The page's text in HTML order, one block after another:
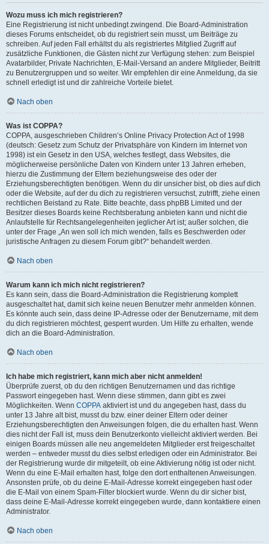
Wozu muss ich mich registrieren?
Eine Registrierung ist nicht unbedingt zwingend. Die Board-Administration
dieses Forums entscheidet, ob du registriert sein musst, um Beiträge zu
schreiben. Auf jeden Fall erhältst du als registriertes Mitglied Zugriff auf
zusätzliche Funktionen, die Gästen nicht zur Verfügung stehen: zum Beispiel
Avatarbilder, Private Nachrichten, E-Mail-Versand an andere Mitglieder, Beitritt
zu Benutzergruppen und so weiter. Wir empfehlen dir eine Anmeldung, da sie
schnell erledigt ist und dir zahlreiche Vorteile bietet.
Nach oben
Was ist COPPA?
COPPA, ausgeschrieben Children’s Online Privacy Protection Act of 1998
(deutsch: Gesetz zum Schutz der Privatsphäre von Kindern im Internet von
1998) ist ein Gesetz in den USA, welches festlegt, dass Websites, die
möglicherweise persönliche Daten von Kindern unter 13 Jahren erheben,
hierzu die Zustimmung der Eltern beziehungsweise des oder der
Erziehungsberechtigten benötigen. Wenn du dir unsicher bist, ob dies auf dich
oder die Website, auf der du dich zu registrieren versuchst, zutrifft, ziehe einen
rechtlichen Beistand zu Rate. Bitte beachte, dass phpBB Limited und der
Besitzer dieses Boards keine Rechtsberatung anbieten kann und nicht die
Anlaufstelle für Rechtsangelegenheiten jeglicher Art ist; außer solchen, die
unter der Frage „An wen soll ich mich wenden, falls es Beschwerden oder
juristische Anfragen zu diesem Forum gibt?“ behandelt werden.
Nach oben
Warum kann ich mich nicht registrieren?
Es kann sein, dass die Board-Administration die Registrierung komplett
ausgeschaltet hat, damit sich keine neuen Benutzer mehr anmelden können.
Es könnte auch sein, dass deine IP-Adresse oder der Benutzername, mit dem
du dich registrieren möchtest, gesperrt wurden. Um Hilfe zu erhalten, wende
dich an die Board-Administration.
Nach oben
Ich habe mich registriert, kann mich aber nicht anmelden!
Überprüfe zuerst, ob du den richtigen Benutzernamen und das richtige
Passwort eingegeben hast. Wenn diese stimmen, dann gibt es zwei
Möglichkeiten. Wenn COPPA aktiviert ist und du angegeben hast, dass du
unter 13 Jahre alt bist, musst du bzw. einer deiner Eltern oder deiner
Erziehungsberechtigten den Anweisungen folgen, die du erhalten hast. Wenn
dies nicht der Fall ist, muss dein Benutzerkonto vielleicht aktiviert werden. Bei
einigen Boards müssen alle neu angemeldeten Mitglieder erst freigeschaltet
werden – entweder musst du dies selbst erledigen oder ein Administrator. Bei
der Registrierung wurde dir mitgeteilt, ob eine Aktivierung nötig ist oder nicht.
Wenn du eine E-Mail erhalten hast, folge den dort enthaltenen Anweisungen.
Ansonsten prüfe, ob du deine E-Mail-Adresse korrekt eingegeben hast oder
die E-Mail von einem Spam-Filter blockiert wurde. Wenn du dir sicher bist,
dass deine E-Mail-Adresse korrekt eingegeben wurde, dann kontaktiere einen
Administrator.
Nach oben